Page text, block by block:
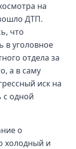
на
ДТП.
что
в уголовное
отдела за
а в саму
иск на
с одной
о
холодный и